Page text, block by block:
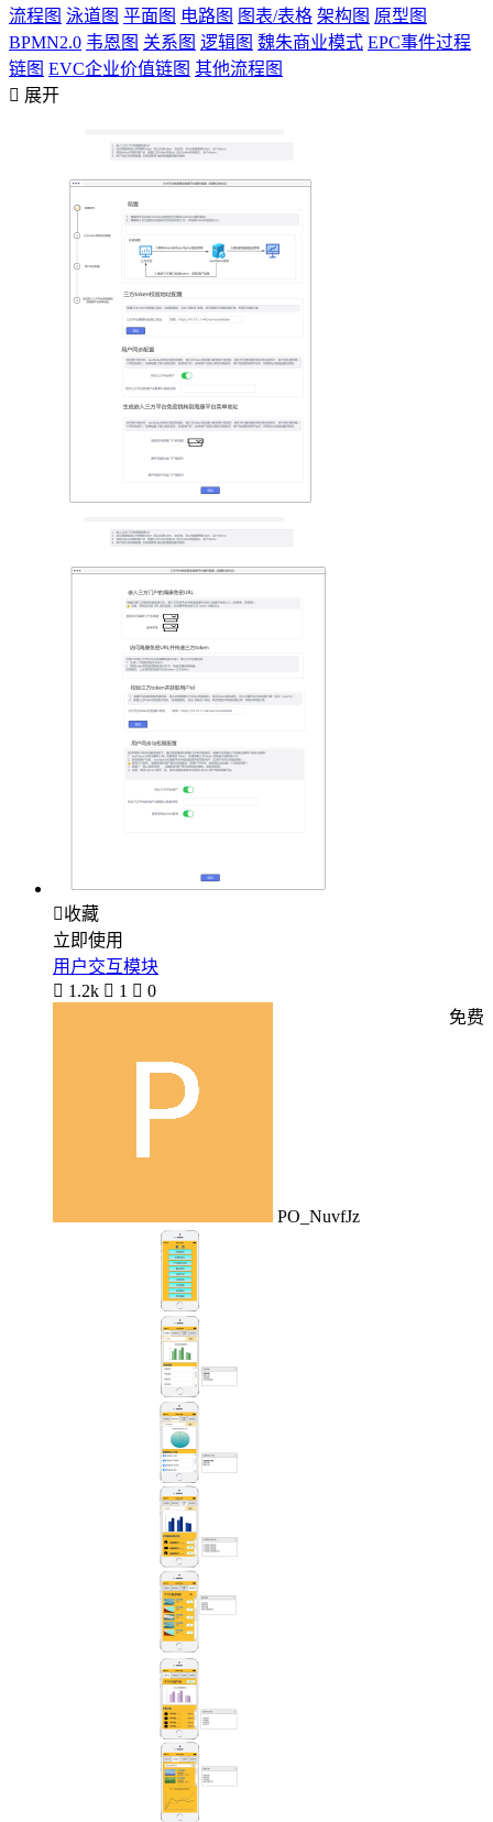
流程图 泳道图 平面图 电路图 图表/表格 架构图 原型图
BPMN2.0 韦恩图 关系图 逻辑图 魏朱商业模式 EPC事件过程
链图 EVC企业价值链图 其他流程图
 展开
收藏
立即使用
用户交互模块
 1.2k  1  0
PO_NuvfJz
免费